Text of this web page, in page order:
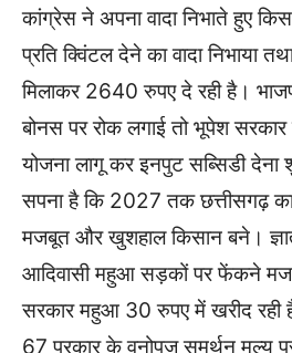
कांग्रेस ने अपना वादा निभाते हुए
प्रति क्विंटल देने का वादा निभाया
मिलाकर 2640 रुपए दे रही है।
बोनस पर रोक लगाई तो भूपेश सरकार
योजना लागू कर इनपुट सब्सिडी
सपना है कि 2027 तक छत्तीसगढ़
मजबूत और खुशहाल किसान बने।
आदिवासी महुआ सड़कों पर फेंकने
सरकार महुआ 30 रुपए में खरीद रही
67 प्रकार के वनोपज समर्थन मूल्य